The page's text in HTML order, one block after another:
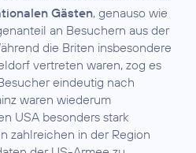
Gästen, genauso wie
an Besuchern aus der
die Briten insbesondere
vertreten waren, zog es
eindeutig nach
waren wiederum
USA besonders stark
zahlreichen in der Region